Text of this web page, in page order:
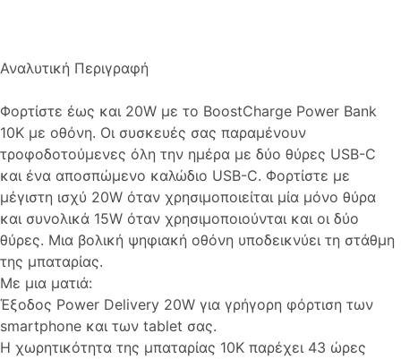
Αναλυτική Περιγραφή
Φορτίστε έως και 20W με το BoostCharge Power Bank
10K με οθόνη. Οι συσκευές σας παραμένουν
τροφοδοτούμενες όλη την ημέρα με δύο θύρες USB-C
και ένα αποσπώμενο καλώδιο USB-C. Φορτίστε με
μέγιστη ισχύ 20W όταν χρησιμοποιείται μία μόνο θύρα
και συνολικά 15W όταν χρησιμοποιούνται και οι δύο
θύρες. Μια βολική ψηφιακή οθόνη υποδεικνύει τη στάθμη
της μπαταρίας.
Με μια ματιά:
Έξοδος Power Delivery 20W για γρήγορη φόρτιση των
smartphone και των tablet σας.
Η χωρητικότητα της μπαταρίας 10K παρέχει 43 ώρες